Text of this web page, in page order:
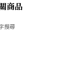
商品
搜尋